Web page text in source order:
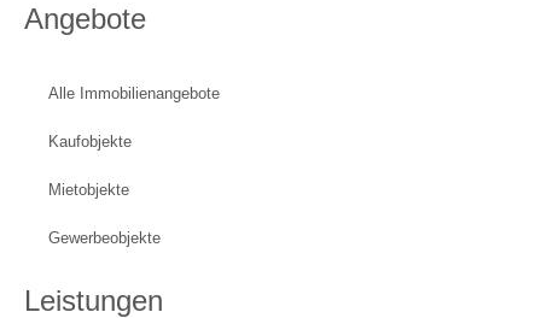
Angebote
Alle Immobilienangebote
Kaufobjekte
Mietobjekte
Gewerbeobjekte
Leistungen